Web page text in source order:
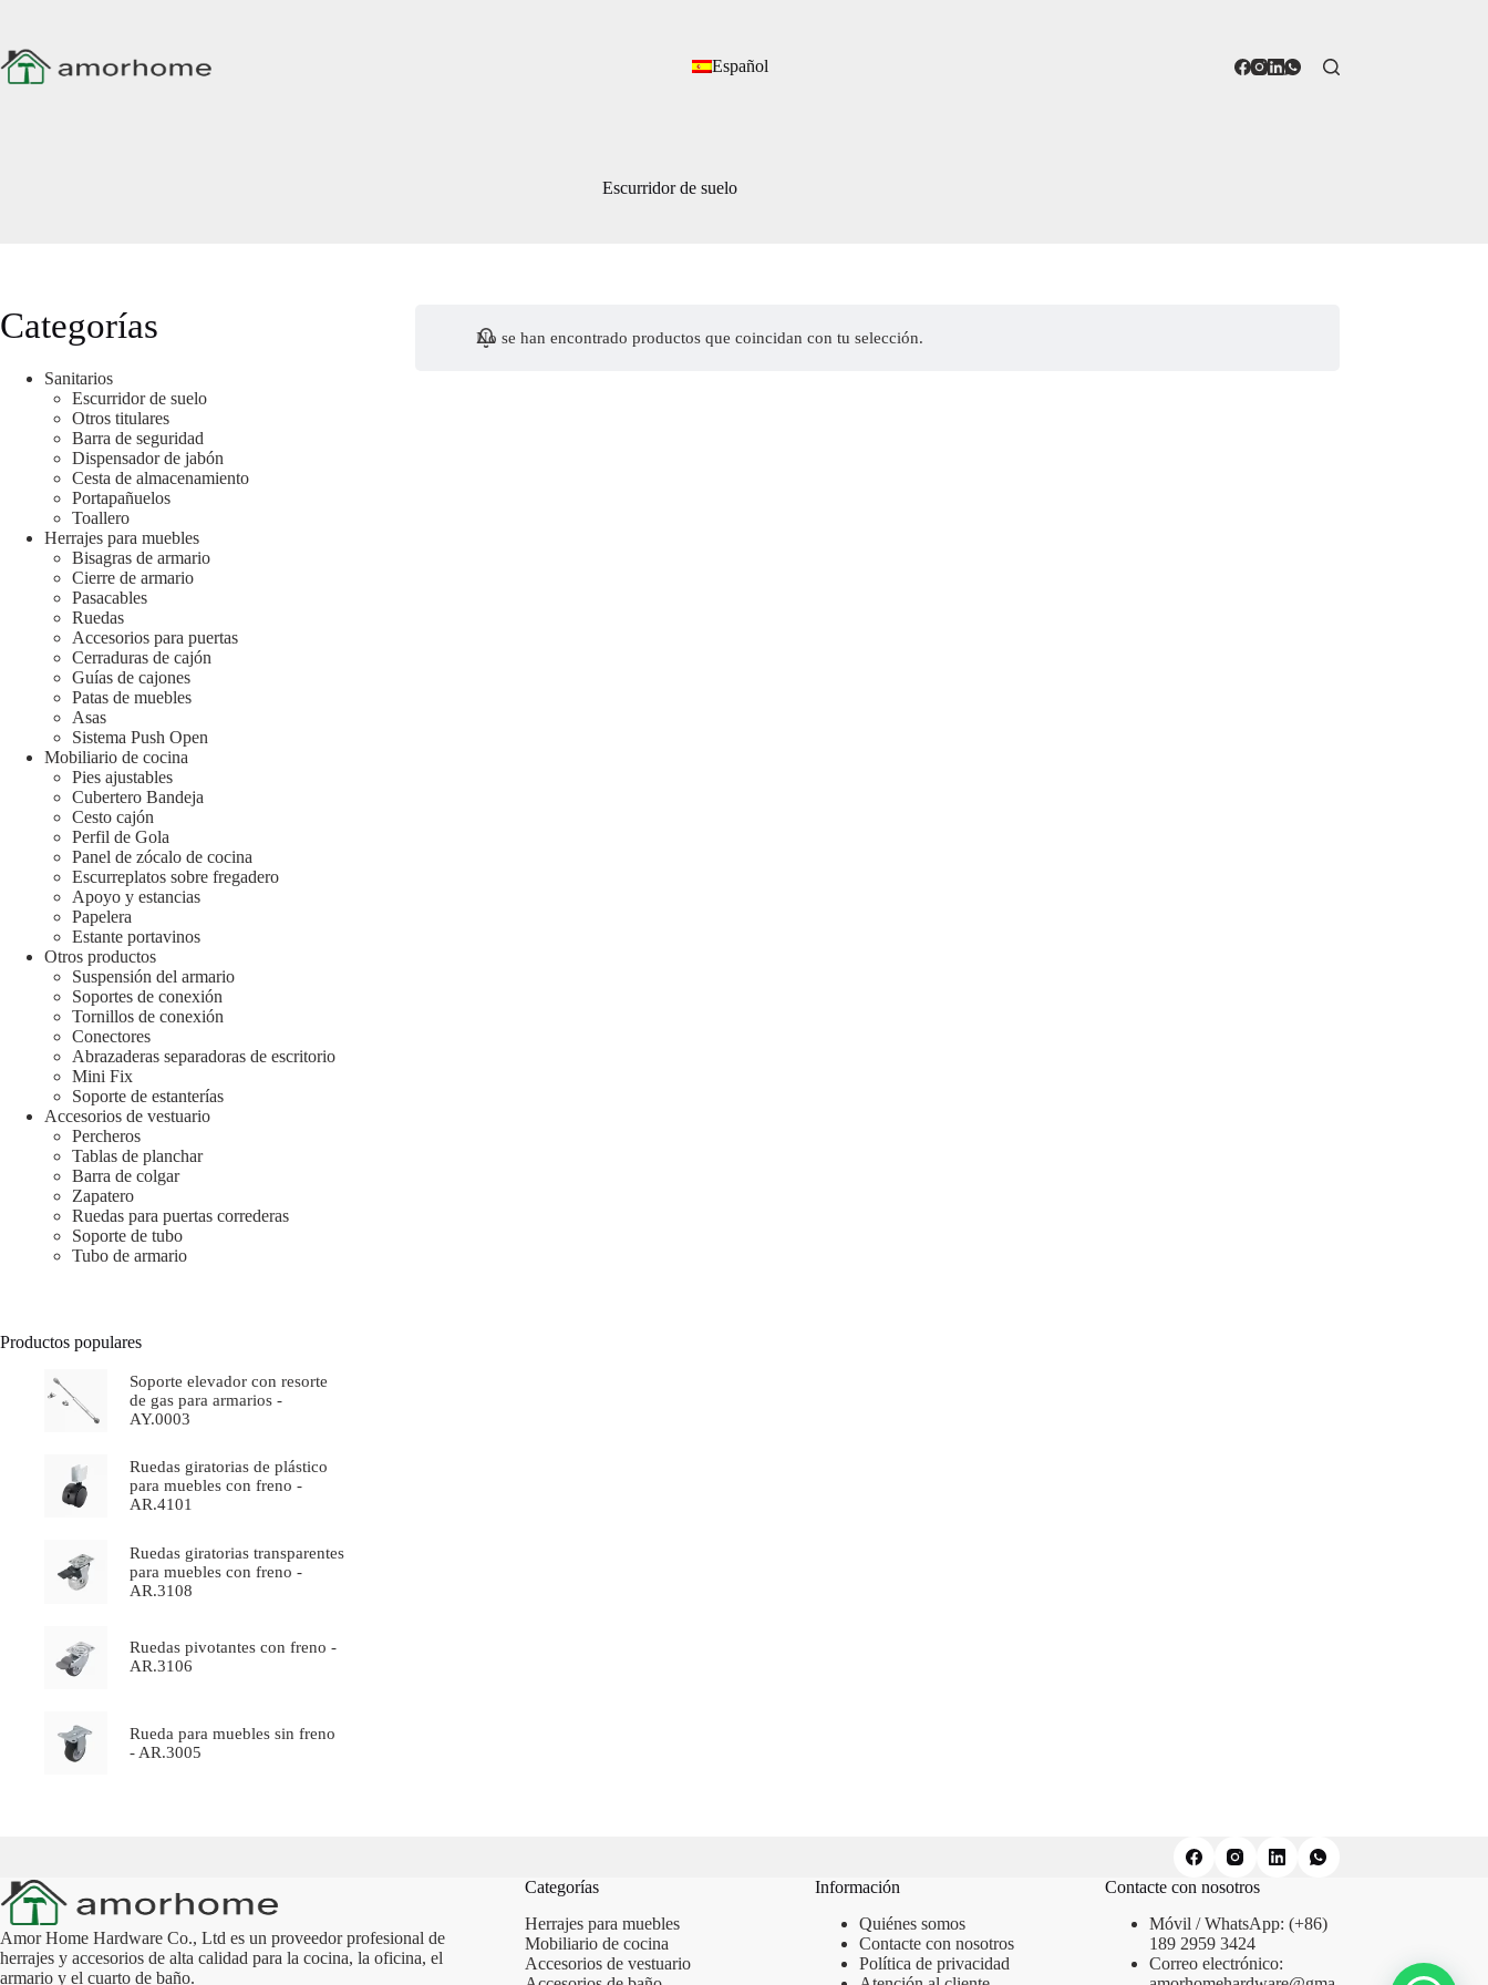
contenido
Español
Escurridor de suelo
No se han encontrado productos que coincidan con tu selección.
Categorías
Sanitarios
Escurridor de suelo
Otros titulares
Barra de seguridad
Dispensador de jabón
Cesta de almacenamiento
Portapañuelos
Toallero
Herrajes para muebles
Bisagras de armario
Cierre de armario
Pasacables
Ruedas
Accesorios para puertas
Cerraduras de cajón
Guías de cajones
Patas de muebles
Asas
Sistema Push Open
Mobiliario de cocina
Pies ajustables
Cubertero Bandeja
Cesto cajón
Perfil de Gola
Panel de zócalo de cocina
Escurreplatos sobre fregadero
Apoyo y estancias
Papelera
Estante portavinos
Otros productos
Suspensión del armario
Soportes de conexión
Tornillos de conexión
Conectores
Abrazaderas separadoras de escritorio
Mini Fix
Soporte de estanterías
Accesorios de vestuario
Percheros
Tablas de planchar
Barra de colgar
Zapatero
Ruedas para puertas correderas
Soporte de tubo
Tubo de armario
Productos populares
Soporte elevador con resorte
de gas para armarios -
AY.0003
Ruedas giratorias de plástico
para muebles con freno -
AR.4101
Ruedas giratorias transparentes
para muebles con freno -
AR.3108
Ruedas pivotantes con freno -
AR.3106
Rueda para muebles sin freno
- AR.3005
Amor Home Hardware Co., Ltd es un proveedor profesional de
herrajes y accesorios de alta calidad para la cocina, la oficina, el
armario y el cuarto de baño.
Categorías
Herrajes para muebles
Mobiliario de cocina
Accesorios de vestuario
Información
Quiénes somos
Contacte con nosotros
Política de privacidad
Contacte con nosotros
Móvil / WhatsApp: (+86)
189 2959 3424
Correo electrónico: